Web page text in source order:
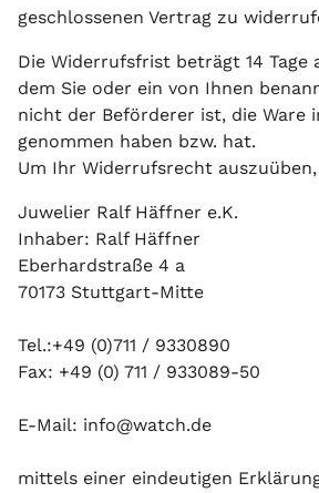
geschlossenen Vertrag zu
Die Widerrufsfrist beträgt 14 Tage
dem Sie oder ein von Ihnen
nicht der Beförderer ist, die Ware
genommen haben bzw. hat.
Um Ihr Widerrufsrecht
Juwelier Ralf Häffner e.K.
Inhaber: Ralf Häffner
Eberhardstraße 4 a
70173 Stuttgart-Mitte
Tel.:+49 (0)711 / 9330890
Fax: +49 (0) 711 / 933089-50
E-Mail: info@watch.de
mittels einer eindeutigen